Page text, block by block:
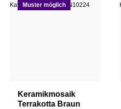
Muster möglich
Keramikmosaik
Terrakotta Braun